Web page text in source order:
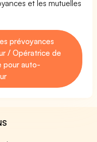
et les mutuelles
prévoyances
/ Opératrice de
pour auto-